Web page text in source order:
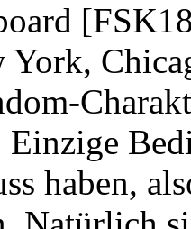
York,
haben,